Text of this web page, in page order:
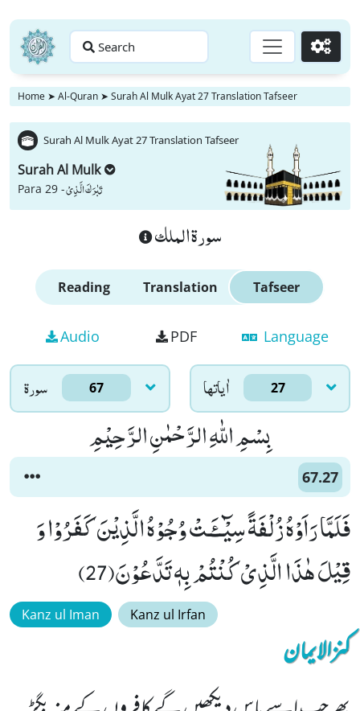
Search Go
Home ➤ Al-Quran ➤ Surah Al Mulk Ayat 27 Translation Tafseer
Surah Al Mulk Ayat 27 Translation Tafseer
Surah Al Mulk
Para 29 -تَبٰرَكَ الَّذِیْ
سورة الملك
Reading Translation Tafseer
Audio PDF Language
سورۃ 67 اٰياتها 27
بِسْمِ اللّٰهِ الرَّحْمٰنِ الرَّحِیْمِ
67.27
فَلَمَّا رَاَوْهُ زُلْفَةً سِیْٓــٴَـتْ وُجُوْهُ الَّذِیْنَ كَفَرُوْا وَ
قِیْلَ هٰذَا الَّذِیْ كُنْتُمْ بِهٖ تَدَّعُوْنَ(27)
Kanz ul Iman Kanz ul Irfan
کنزالایمان